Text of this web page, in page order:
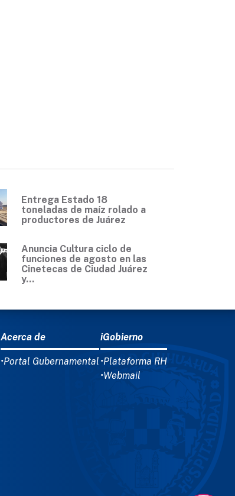
Entrega Estado 18
toneladas de maíz rolado a
productores de Juárez
Anuncia Cultura ciclo de
funciones de agosto en las
Cinetecas de Ciudad Juárez
y...
Acerca de
•Portal Gubernamental
iGobierno
•Plataforma RH
•Webmail